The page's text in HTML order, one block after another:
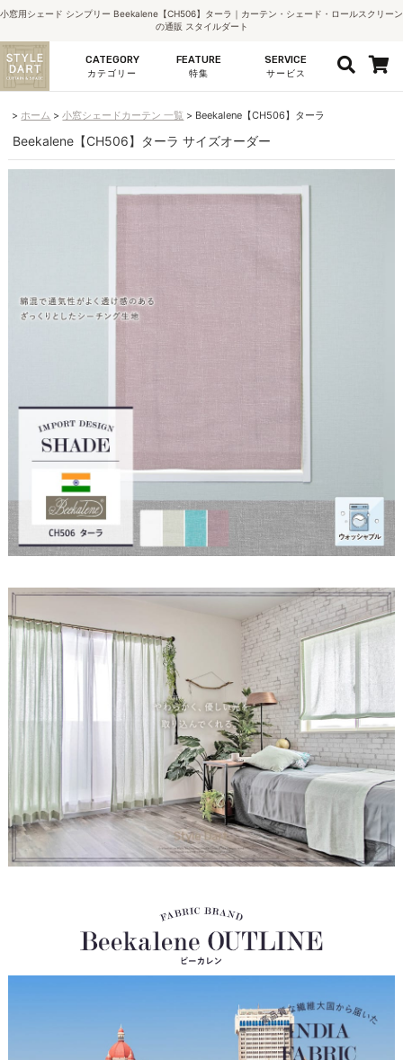
小窓用シェード シンプリー Beekalene【CH506】ターラ｜カーテン・シェード・ロールスクリーン
の通販 スタイルダート
CATEGORY
カテゴリー
FEATURE
特集
SERVICE
サービス
ホーム 小窓シェードカーテン 一覧 Beekalene【CH506】ターラ
Beekalene【CH506】ターラ サイズオーダー